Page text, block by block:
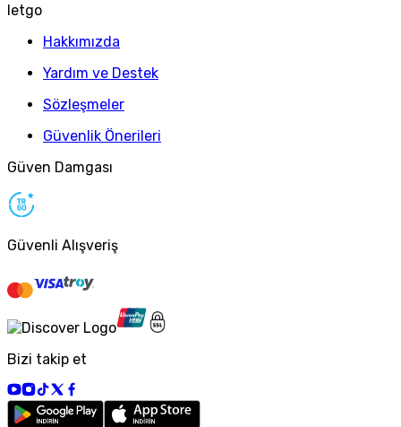
letgo
Hakkımızda
Yardım ve Destek
Sözleşmeler
Güvenlik Önerileri
Güven Damgası
Güvenli Alışveriş
Bizi takip et